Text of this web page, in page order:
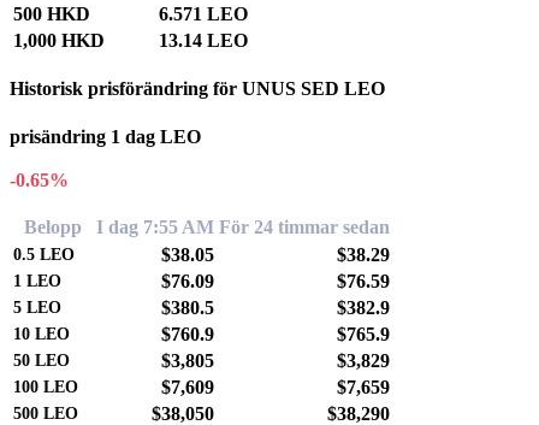
500 HKD
6.571 LEO
1,000 HKD
13.14 LEO
Historisk prisförändring för UNUS SED LEO
prisändring 1 dag LEO
-0.65%
Belopp I dag 7:55 AM För 24 timmar sedan
0.5 LEO $38.05 $38.29
1 LEO $76.09 $76.59
5 LEO $380.5 $382.9
10 LEO $760.9 $765.9
50 LEO $3,805 $3,829
100 LEO $7,609 $7,659
500 LEO $38,050 $38,290